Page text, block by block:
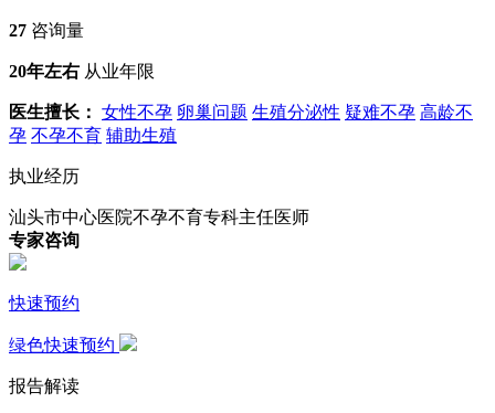
27 咨询量
20年左右 从业年限
医生擅长： 女性不孕 卵巢问题 生殖分泌性 疑难不孕 高龄不
孕 不孕不育 辅助生殖
执业经历
汕头市中心医院不孕不育专科主任医师
专家咨询
快速预约
绿色快速预约
报告解读